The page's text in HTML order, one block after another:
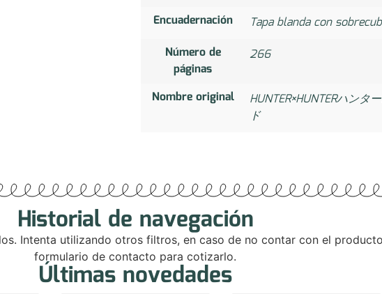
Encuadernación
Tapa blanda con
Número de
páginas
266
Nombre original
HUNTER×HUNTERハン
ド
Historial de navegación
Intenta utilizando otros filtros, en caso de no contar con el
formulario de contacto para cotizarlo.
Últimas novedades